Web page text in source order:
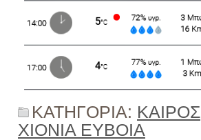
ΚΑΤΗΓΟΡΙΑ: ΚΑΙΡΟΣ
ΧΙΟΝΙΑ ΕΥΒΟΙΑ